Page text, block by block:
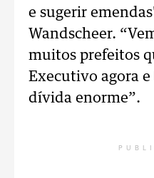
e sugerir
Wandscheer.
muitos prefeitos
Executivo agora
dívida enorme”.